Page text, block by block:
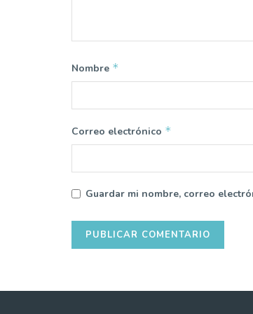
Nombre *
Correo electrónico *
Guardar mi nombre, correo